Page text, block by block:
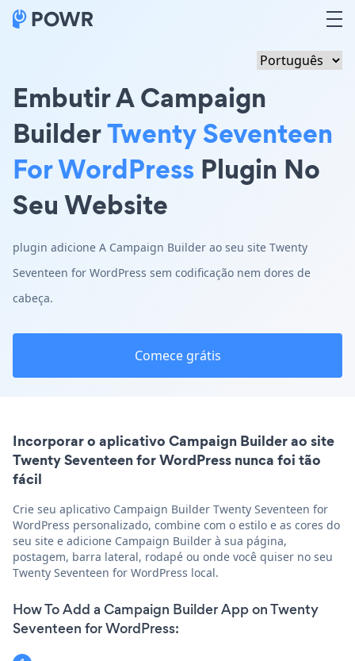
Embutir A Campaign
BuilderTwenty Seventeen
For WordPress Plugin No
Seu Website
plugin adicione A Campaign Builder ao seu site Twenty
Seventeen for WordPress sem codificação nem dores de
cabeça.
Comece grátis
Incorporar o aplicativo Campaign Builder ao site
Twenty Seventeen for WordPress nunca foi tão
fácil
Crie seu aplicativo Campaign Builder Twenty Seventeen for
WordPress personalizado, combine com o estilo e as cores do
seu site e adicione Campaign Builder à sua página,
postagem, barra lateral, rodapé ou onde você quiser no seu
Twenty Seventeen for WordPress local.
How To Add a Campaign Builder App on Twenty
Seventeen for WordPress: